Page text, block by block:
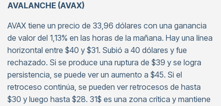
AVALANCHE (AVAX)
AVAX tiene un precio de 33,96 dólares con una ganancia
de valor del 1,13% en las horas de la mañana. Hay una línea
horizontal entre $40 y $31. Subió a 40 dólares y fue
rechazado. Si se produce una ruptura de $39 y se logra
persistencia, se puede ver un aumento a $45. Si el
retroceso continúa, se pueden ver retrocesos de hasta
$30 y luego hasta $28. 31$ es una zona crítica y mantiene